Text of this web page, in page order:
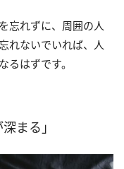
忘れずに、周囲の人
れないでいれば、人
はずです。
まる」